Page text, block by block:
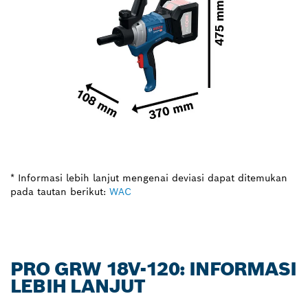
* Informasi lebih lanjut mengenai deviasi dapat ditemukan
pada tautan berikut: WAC
PRO GRW 18V-120: INFORMASI
LEBIH LANJUT